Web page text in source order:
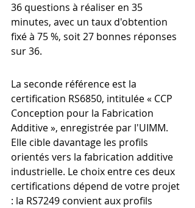
36 questions à réaliser en 35
minutes, avec un taux d'obtention
fixé à 75 %, soit 27 bonnes réponses
sur 36.
La seconde référence est la
certification RS6850, intitulée « CCP
Conception pour la Fabrication
Additive », enregistrée par l'UIMM.
Elle cible davantage les profils
orientés vers la fabrication additive
industrielle. Le choix entre ces deux
certifications dépend de votre projet
: la RS7249 convient aux profils